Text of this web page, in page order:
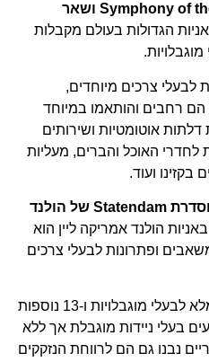
ושאר
הגדולות בעולם מקבלות
סיז 46 קבינות לבעלי צרכים מיוחדים,
רחבים והותאמו במיוחד
אוטומטיות ושירותים
האוכל והברים, מעליות
ועוד.
Statendamשל הולנד
הולנד אמריקה ליין הוא
ופתרונות לבעלי צרכים
27 קבינות המתאימות באופן מלא לבעלי מוגבלויות ו-13 נוספות
בעלי ניידות מוגבלת אך ללא
נבנו גם הם לרווחת הנזקקים